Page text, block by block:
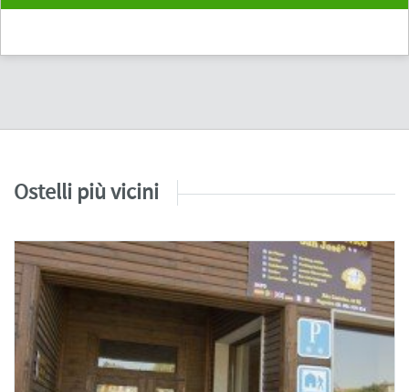
Ostelli più vicini